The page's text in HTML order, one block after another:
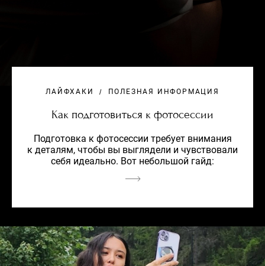
ЛАЙФХАКИ ПОЛЕЗНАЯ ИНФОРМАЦИЯ
Как подготовиться к фотосессии
Подготовка к фотосессии требует внимания
к деталям, чтобы вы выглядели и чувствовали
себя идеально. Вот небольшой гайд: